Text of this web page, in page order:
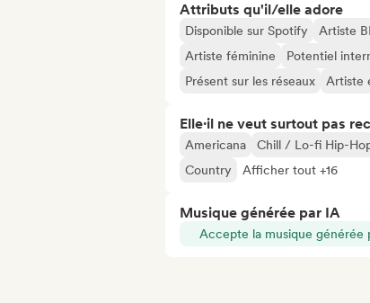
Attributs qu'il/elle adore
Disponible sur Spotify Artiste
Artiste féminine
Potentiel
Présent sur les réseaux
Artiste
Elle·il ne veut surtout pas
Americana Chill / Lo-fi Hip-
Country
Afficher tout +16
Musique générée par IA
Accepte la musique générée